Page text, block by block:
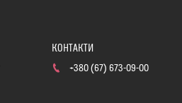
+380 (67) 673-09-00